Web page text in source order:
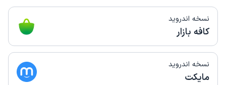
نسخه اندروید
کافه بازار
نسخه اندروید
مایکت